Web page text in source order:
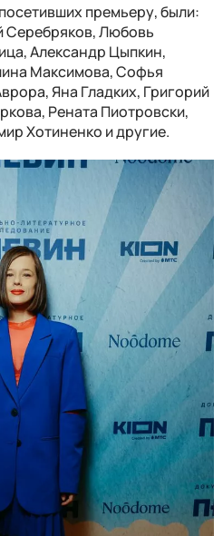
премьеру, были:
Серебряков, Любовь
Александр Цыпкин,
Максимова, Софья
Яна Гладких, Григорий
Рената Пиотровски,
Хотиненко и другие.